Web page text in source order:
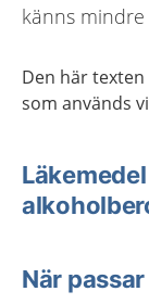
känns mindre
Den här
som används
När